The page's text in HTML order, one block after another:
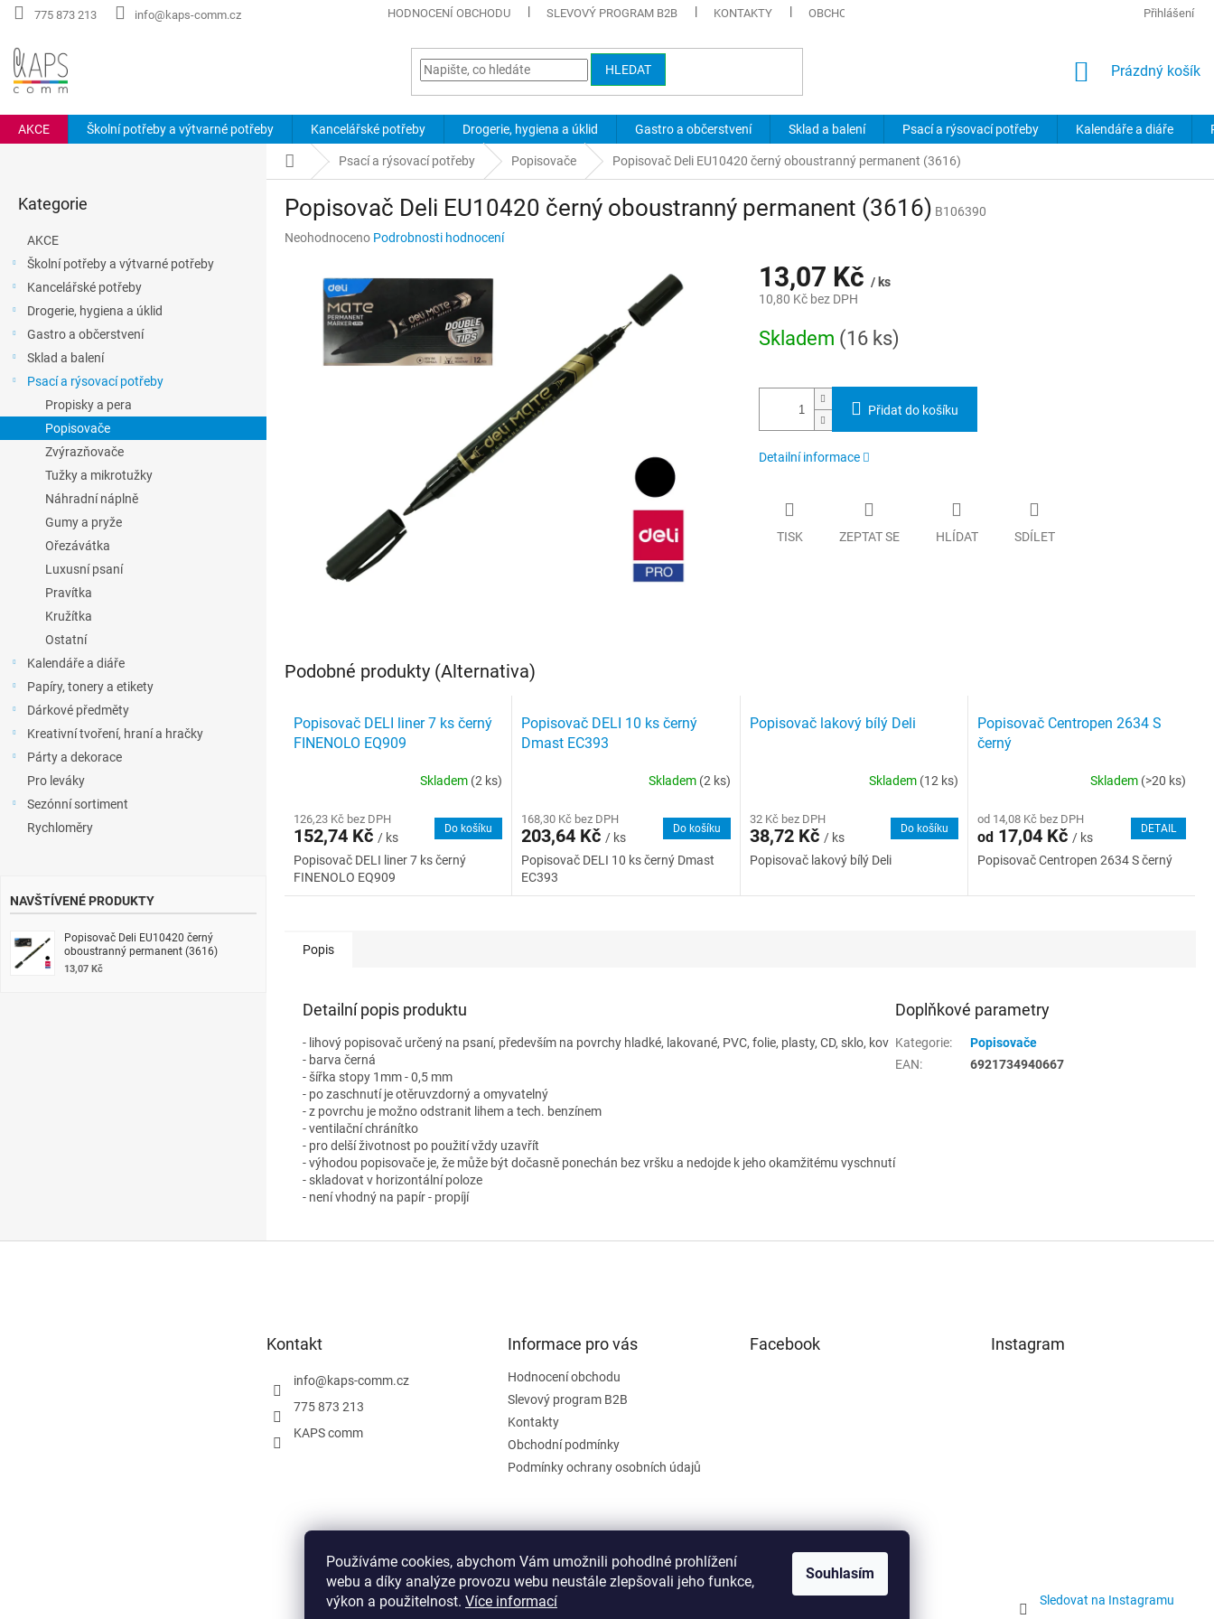
Používáme cookies, abychom Vám umožnili pohodlné prohlížení
webu a díky analýze provozu webu neustále zlepšovali jeho funkce,
výkon a použitelnost. Více informací
Souhlasím
Přejít
775 873 213 info@kaps-comm.cz HODNOCENÍ OBCHODU SLEVOVÝ PROGRAM B2B KONTAKTY OBCHODNÍ PODMÍNKY PODMÍNKY OCHRANY OSOBNÍCH ÚDAJŮ
Přihlášení
HLEDAT
NÁKUPNÍ
Prázdný košík
AKCE Školní potřeby a výtvarné potřeby Kancelářské potřeby Drogerie, hygiena a úklid Gastro a občerstvení Sklad a balení Psací a rýsovací potřeby Kalendáře a diáře
l
kategorie
Kategorie
AKCE
Školní potřeby a výtvarné potřeby
Kancelářské potřeby
Drogerie, hygiena a úklid
Gastro a občerstvení
Sklad a balení
Psací a rýsovací potřeby
Propisky a pera
Popisovače
Zvýrazňovače
Tužky a mikrotužky
Náhradní náplně
Gumy a pryže
Ořezávátka
Luxusní psaní
Pravítka
Kružítka
Ostatní
Kalendáře a diáře
Papíry, tonery a etikety
Dárkové předměty
Kreativní tvoření, hraní a hračky
Párty a dekorace
Pro leváky
Sezónní sortiment
Rychloměry
NAVŠTÍVENÉ PRODUKTY
Popisovač Deli EU10420 černý
oboustranný permanent (3616)
13,07 Kč
Domů Psací a rýsovací potřeby Popisovače Popisovač Deli EU10420 černý oboustranný permanent (3616)
Popisovač Deli EU10420 černý oboustranný permanent (3616) B106390
Průměrné
hvězdiček.
Neohodnoceno Podrobnosti hodnocení
13,07 Kč / ks
10,80 Kč bez DPH
cena:
Skladem (16 ks)
Přidat do košíku
Detailní informace
TISK ZEPTAT SE HLÍDAT SDÍLET
Podobné produkty (Alternativa)
Popisovač DELI liner 7 ks černý
FINENOLO EQ909
Skladem (2 ks)
126,23 Kč bez DPH
152,74 Kč / ks
Do košíku
Popisovač DELI liner 7 ks černý
FINENOLO EQ909
Popisovač DELI 10 ks černý
Dmast EC393
Skladem (2 ks)
168,30 Kč bez DPH
203,64 Kč/ ks
Do košíku
Popisovač DELI 10 ks černý Dmast
EC393
Popisovač lakový bílý Deli
Skladem (12 ks)
32 Kč bez DPH
38,72 Kč / ks
Do košíku
Popisovač lakový bílý Deli
Popisovač Centropen 2634 S
černý
Skladem (>20 ks)
od 14,08 Kč bez DPH
od17,04 Kč / ks
DETAIL
Popisovač Centropen 2634 S černý
Popis
Detailní popis produktu
- lihový popisovač určený na psaní, především na povrchy hladké, lakované, PVC, folie, plasty, CD, sklo, kov
- barva černá
- šířka stopy 1mm - 0,5 mm
- po zaschnutí je otěruvzdorný a omyvatelný
- z povrchu je možno odstranit lihem a tech. benzínem
- ventilační chránítko
- pro delší životnost po použití vždy uzavřít
- výhodou popisovače je, že může být dočasně ponechán bez vršku a nedojde k jeho okamžitému vyschnutí
- skladovat v horizontální poloze
- není vhodný na papír - propíjí
Doplňkové parametry
Kategorie:
Popisovače
EAN: 6921734940667
Kontakt
info@kaps-comm.cz
775 873 213
KAPS comm
Informace pro vás
Hodnocení obchodu
Slevový program B2B
Kontakty
Obchodní podmínky
Podmínky ochrany osobních údajů
Facebook Instagram
Sledovat na Instagramu